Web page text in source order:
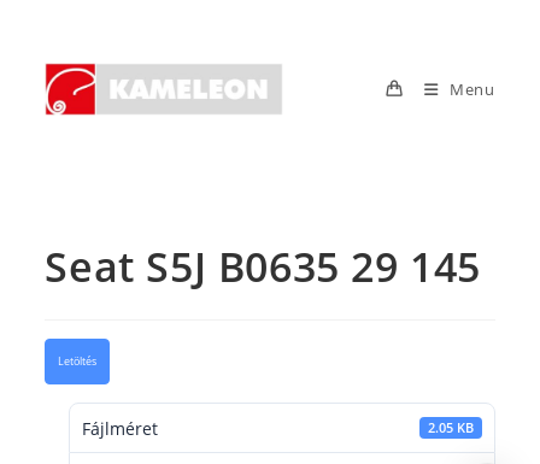
content
Menu
Seat S5J B0635 29 145
Letöltés
Fájlméret 2.05 KB